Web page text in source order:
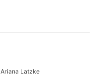
Ariana Latzke